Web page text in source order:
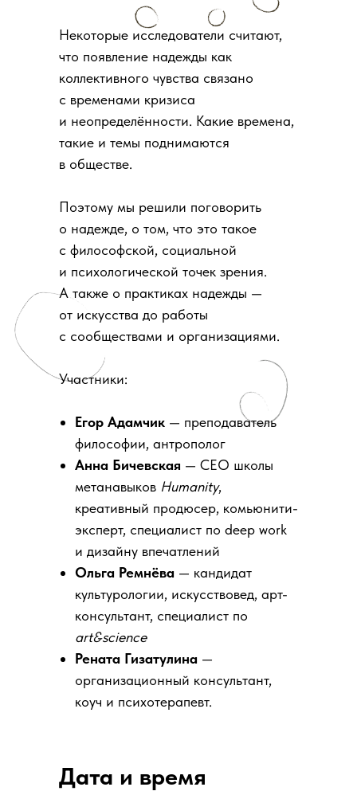
Некоторые исследователи считают,
что появление надежды как
коллективного чувства связано
с временами кризиса
и неопределённости. Какие времена,
такие и темы поднимаются
в обществе.
Поэтому мы решили поговорить
о надежде, о том, что это такое
с философской, социальной
и психологической точек зрения.
А также о практиках надежды —
от искусства до работы
с сообществами и организациями.
Участники:
Егор Адамчик — преподаватель
философии, антрополог
Анна Бичевская — CEO школы
метанавыков Humanity,
креативный продюсер, комьюнити-
эксперт, специалист по deep work
и дизайну впечатлений
Ольга Ремнёва — кандидат
культурологии, искусствовед, арт-
консультант, специалист по
art&science
Рената Гизатулина —
организационный консультант,
коуч и психотерапевт.
Дата и время